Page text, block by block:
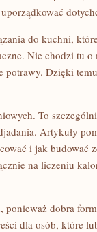
do kuchni,
Nie chodzi tu
potrawy. Dzięki
To
Artykuły
i jak budować
na liczeniu
ponieważ dobra
dla osób, które